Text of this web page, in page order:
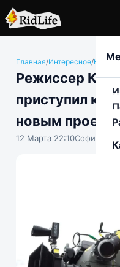
Главная/Интересное/Кино и
Режиссер
приступил к
новым
12 Марта 22:10София